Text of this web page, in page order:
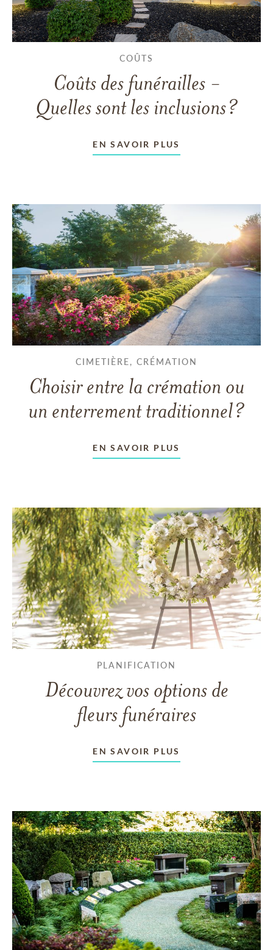
COÛTS
Coûts des funérailles -
Quelles sont les inclusions?
EN SAVOIR PLUS
CIMETIÈRE, CRÉMATION
Choisir entre la crémation ou
un enterrement traditionnel?
EN SAVOIR PLUS
PLANIFICATION
Découvrez vos options de
fleurs funéraires
EN SAVOIR PLUS